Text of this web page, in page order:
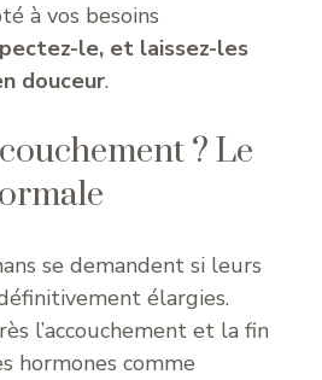
à vos besoins
le, et laissez-les
douceur.
? Le
se demandent si leurs
élargies.
l’accouchement et la fin
hormones comme